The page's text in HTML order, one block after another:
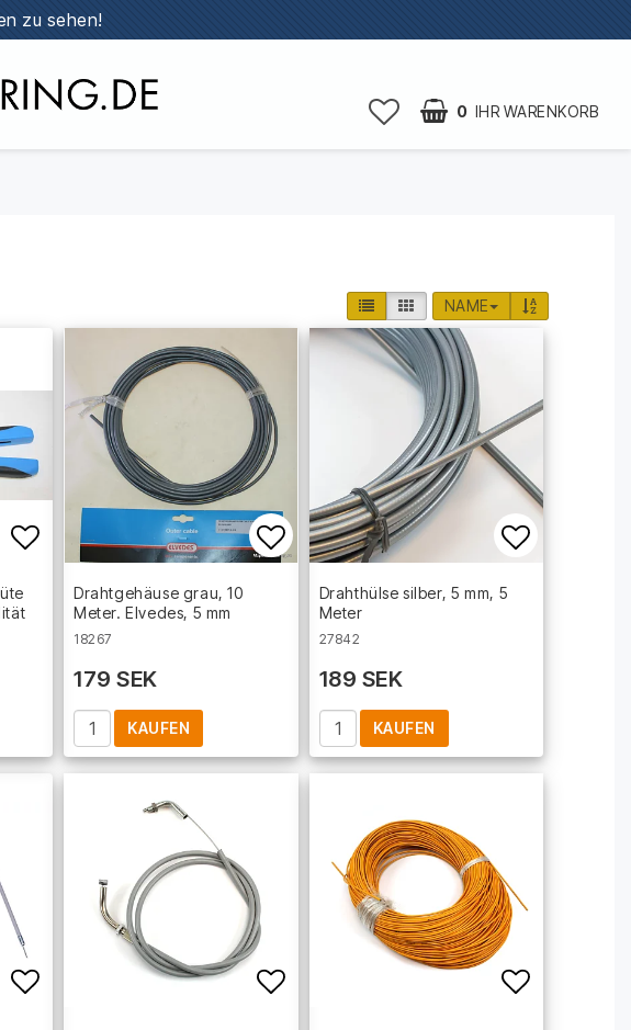
zu sehen!
0 IHR WARENKORB
NAME
Add to list of favoritesAdd to list of favorites
Drahtgehäuse grau, 10
Meter. Elvedes, 5 mm
18267
179 SEK
KAUFEN
Add to
Drahthülse silber, 5 mm, 5
Meter
27842
189 SEK
KAUFEN